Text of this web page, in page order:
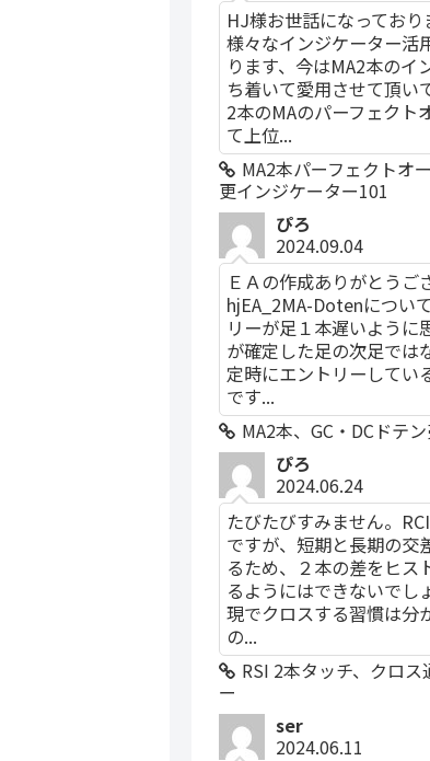
HJ様お世話になっており
様々なインジケーター活
ります、今はMA2本のイ
ち着いて愛用させて頂い
2本のMAのパーフェクト
て上位...
MA2本パーフェクトオ
更インジケーター101
ぴろ
2024.09.04
ＥＡの作成ありがとうご
hjEA_2MA-Dotenについ
リーが足１本遅いように
が確定した足の次足では
定時にエントリーしてい
です...
MA2本、GC・DCドテン
ぴろ
2024.06.24
たびたびすみません。
ですが、短期と長期の交
るため、２本の差をヒス
るようにはできないでし
現でクロスする習慣は分
の...
RSI 2本タッチ、クロ
ー
ser
2024.06.11